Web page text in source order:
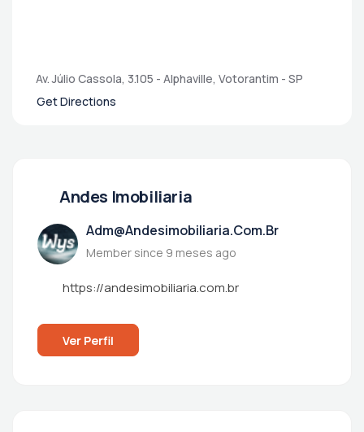
Av. Júlio Cassola, 3.105 - Alphaville, Votorantim - SP
Get Directions
Andes Imobiliaria
Adm@andesimobiliaria.com.br
Member since 9 meses ago
https://andesimobiliaria.com.br
Ver Perfil